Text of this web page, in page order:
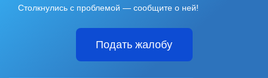
Столкнулись с проблемой — сообщите о ней!
Подать жалобу